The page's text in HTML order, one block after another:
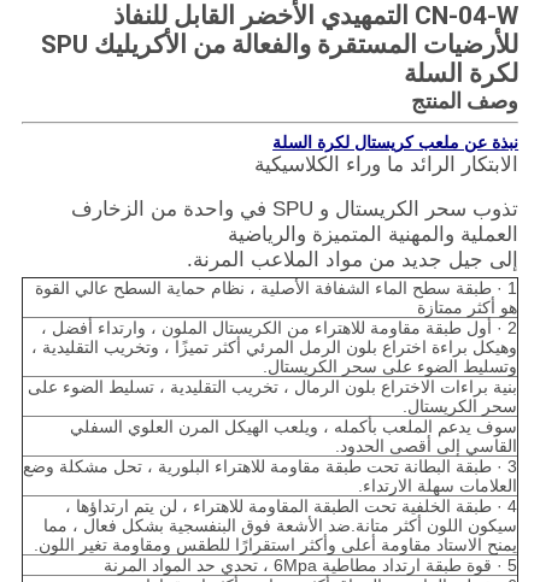
CN-04-W التمهيدي الأخضر القابل للنفاذ
للأرضيات المستقرة والفعالة من الأكريليك SPU
لكرة السلة
وصف المنتج
نبذة عن ملعب كريستال لكرة السلة
الابتكار الرائد ما وراء الكلاسيكية
تذوب سحر الكريستال و SPU في واحدة من الزخارف
العملية والمهنية المتميزة والرياضية
إلى جيل جديد من مواد الملاعب المرنة.
1 · طبقة سطح الماء الشفافة الأصلية ، نظام حماية السطح عالي القوة
هو أكثر ممتازة
2 · أول طبقة مقاومة للاهتراء من الكريستال الملون ، وارتداء أفضل ،
وهيكل براءة اختراع بلون الرمل المرئي أكثر تميزًا ، وتخريب التقليدية ،
وتسليط الضوء على سحر الكريستال.
بنية براءات الاختراع بلون الرمال ، تخريب التقليدية ، تسليط الضوء على
سحر الكريستال.
سوف يدعم الملعب بأكمله ، ويلعب الهيكل المرن العلوي السفلي
القاسي إلى أقصى الحدود.
3 · طبقة البطانة تحت طبقة مقاومة للاهتراء البلورية ، تحل مشكلة وضع
العلامات سهلة الارتداء.
4 · طبقة الخلفية تحت الطبقة المقاومة للاهتراء ، لن يتم ارتداؤها ،
سيكون اللون أكثر متانة.ضد الأشعة فوق البنفسجية بشكل فعال ، مما
يمنح الاستاد مقاومة أعلى وأكثر استقرارًا للطقس ومقاومة تغير اللون.